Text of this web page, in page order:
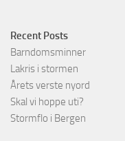
Recent Posts
Barndomsminner
Lakris i stormen
Årets verste nyord
Skal vi hoppe uti?
Stormflo i Bergen